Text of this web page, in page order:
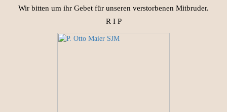
Wir bitten um ihr Gebet für unseren verstorbenen Mitbruder.
R I P